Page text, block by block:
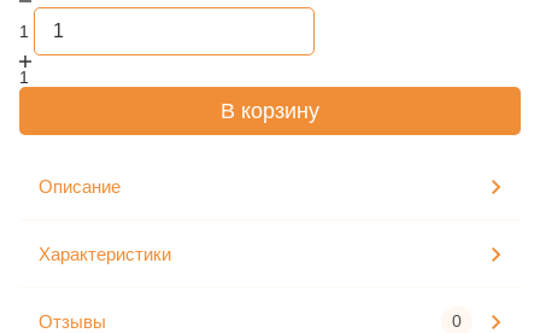
1
1
В корзину
Описание
Характеристики
Отзывы 0